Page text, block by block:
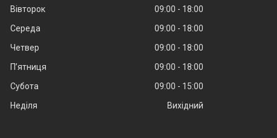
Вівторок
09:00
18:00
Середа
09:00
18:00
Четвер
09:00
18:00
Пʼятниця
09:00
18:00
Субота
09:00
15:00
Неділя
Вихідний